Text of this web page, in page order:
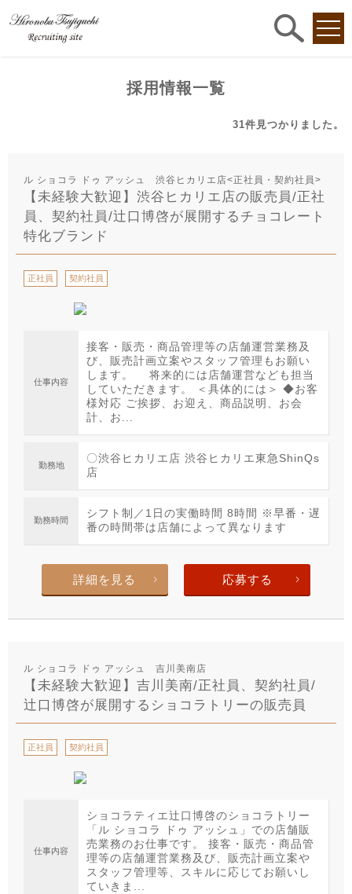
採用情報一覧
31件 見つかりました。
ル ショコラ ドゥ アッシュ 渋谷ヒカリエ店<正社員・契約社員>
【未経験大歓迎】渋谷ヒカリエ店の販売員/正社
員、契約社員/辻口博啓が展開するチョコレート
特化ブランド
正社員 契約社員
仕事内容
接客・販売・商品管理等の店舗運営業務及
び、販売計画立案やスタッフ管理もお願い
します。 将来的には店舗運営なども担当
していただきます。 ＜具体的には＞ ◆お客
様対応 ご挨拶、お迎え、商品説明、お会
計、お...
勤務地
〇渋谷ヒカリエ店 渋谷ヒカリエ東急ShinQs
店
勤務時間
シフト制／1日の実働時間 8時間 ※早番・遅
番の時間帯は店舗によって異なります
詳細を見る 応募する
ル ショコラ ドゥ アッシュ 吉川美南店
【未経験大歓迎】吉川美南/正社員、契約社員/
辻口博啓が展開するショコラトリーの販売員
正社員 契約社員
仕事内容
ショコラティエ辻口博啓のショコラトリー
「ル ショコラ ドゥ アッシュ」での店舗販
売業務のお仕事です。 接客・販売・商品管
理等の店舗運営業務及び、販売計画立案や
スタッフ管理等、スキルに応じてお願いし
ていきま...